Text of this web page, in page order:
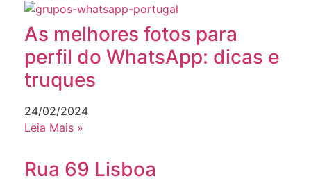
As melhores fotos para
perfil do WhatsApp: dicas e
truques
24/02/2024
Leia Mais »
Rua 69 Lisboa